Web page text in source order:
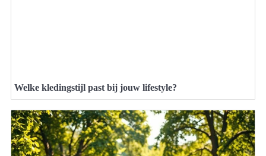
Welke kledingstijl past bij jouw lifestyle?